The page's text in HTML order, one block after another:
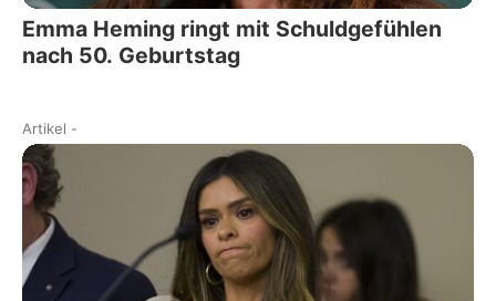
Emma Heming ringt mit Schuldgefühlen
nach 50. Geburtstag
Artikel -